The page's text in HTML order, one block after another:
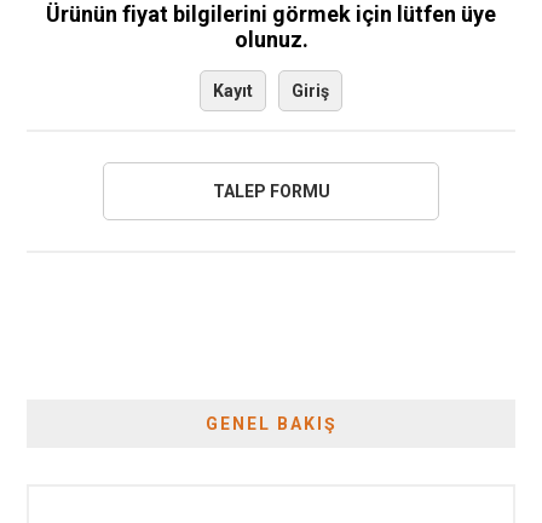
Ürünün fiyat bilgilerini görmek için lütfen üye
olunuz.
Kayıt Giriş
GENEL BAKIŞ